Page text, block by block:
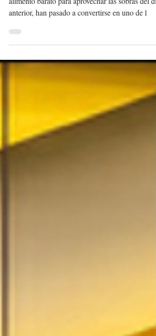
Desterradas durante muchos años por ser un
anterior, han pasado a convertirse en uno de l